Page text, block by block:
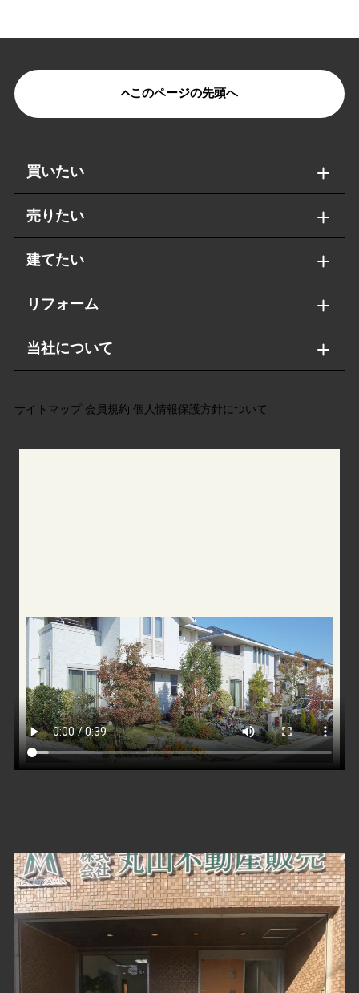
このページの先頭へ
買いたい
売りたい
建てたい
リフォーム
当社について
サイトマップ 会員規約 個人情報保護方針について